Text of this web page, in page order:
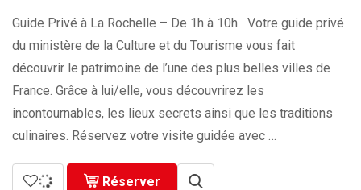
prix :
279.00€
à
729.00€
Guide Privé à La Rochelle – De 1h à 10h Votre guide privé
du ministère de la Culture et du Tourisme vous fait
découvrir le patrimoine de l’une des plus belles villes de
France. Grâce à lui/elle, vous découvrirez les
incontournables, les lieux secrets ainsi que les traditions
culinaires. Réservez votre visite guidée avec …
Réserver